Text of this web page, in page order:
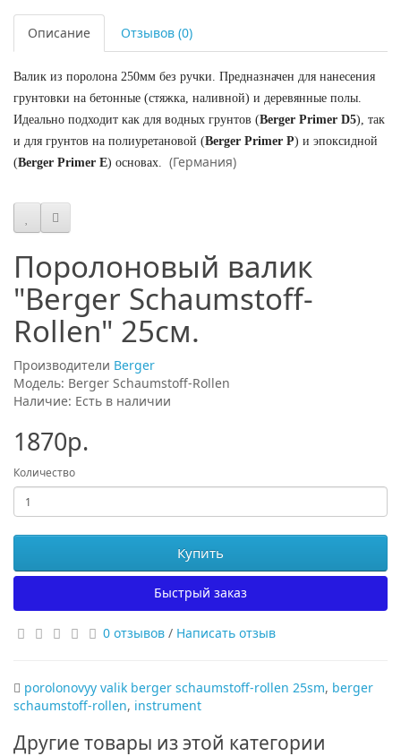
Описание Отзывов (0)
Валик из поролона 250мм без ручки. Предназначен для нанесения
грунтовки на бетонные (стяжка, наливной) и деревянные полы.
Идеально подходит как для водных грунтов (Berger Primer D5), так
и для грунтов на полиуретановой (Berger Primer P) и эпоксидной
(Berger Primer E) основах. (Германия)
Поролоновый валик
"Berger Schaumstoff-
Rollen" 25см.
Производители Berger
Модель: Berger Schaumstoff-Rollen
Наличие: Есть в наличии
1870р.
Количество
Купить
Быстрый заказ
0 отзывов / Написать отзыв
porolonovyy valik berger schaumstoff-rollen 25sm, berger
schaumstoff-rollen, instrument
Другие товары из этой категории